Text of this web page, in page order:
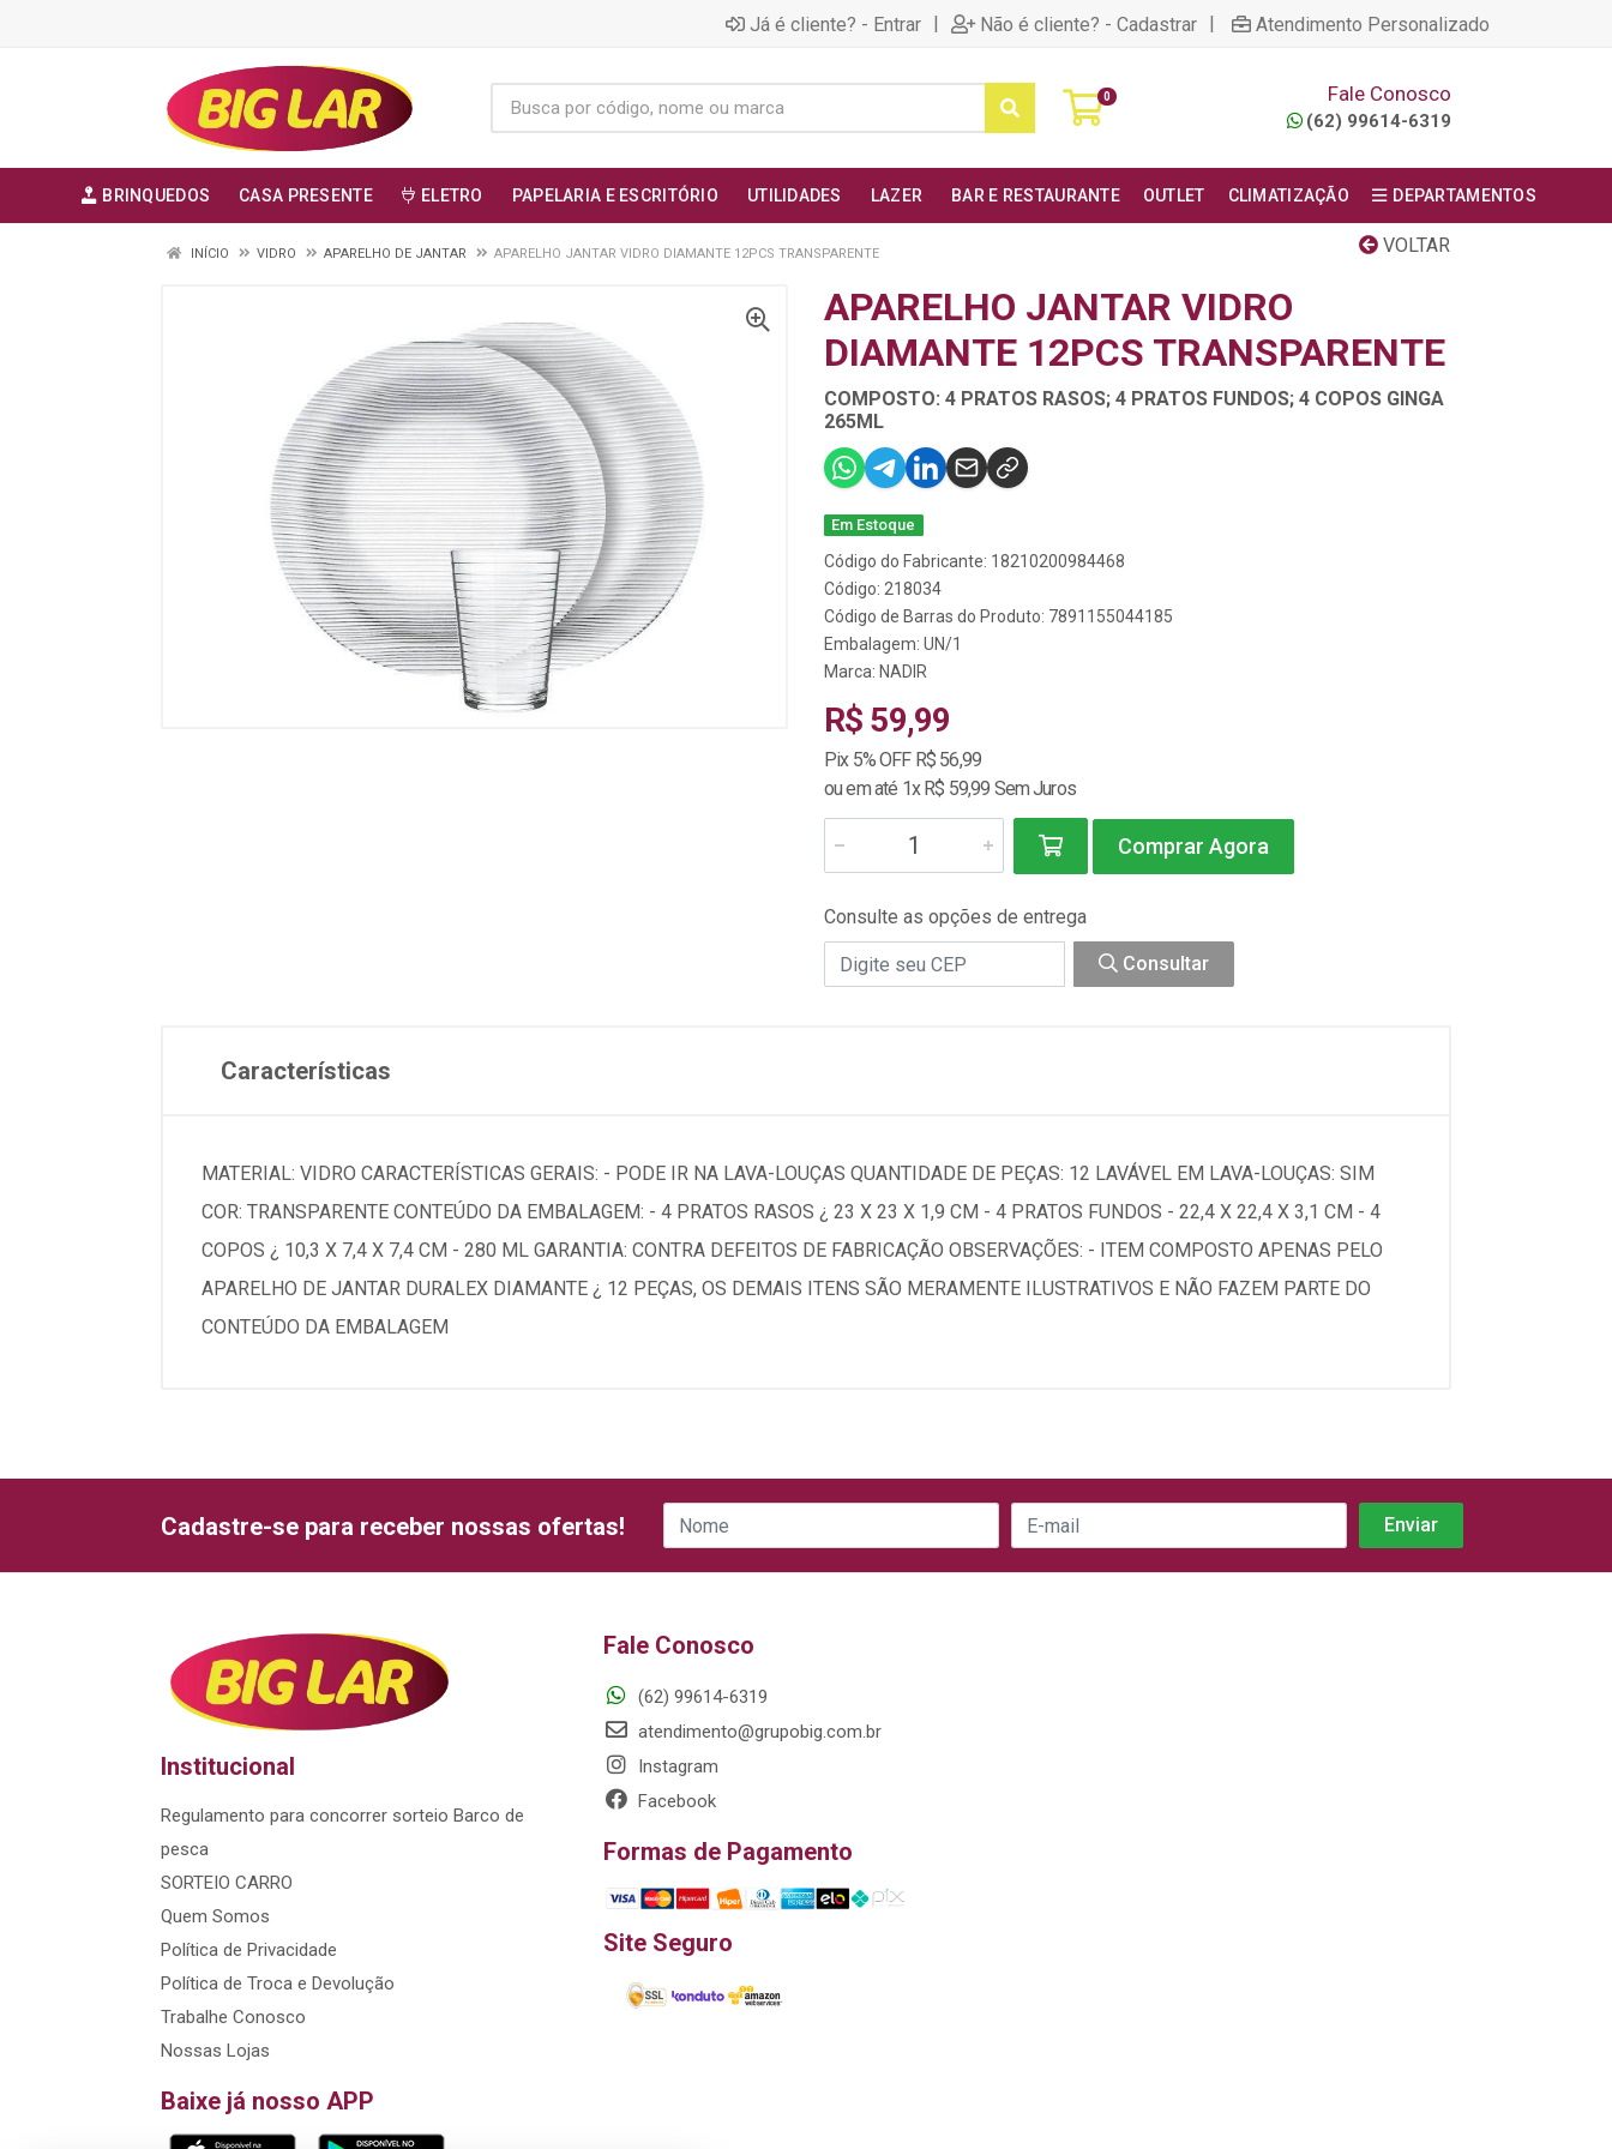
Já é cliente? - Entrar | Não é cliente? - Cadastrar | Atendimento Personalizado
0 Fale Conosco
(62) 99614-6319
BRINQUEDOS CASA PRESENTE ELETRO PAPELARIA E ESCRITÓRIO UTILIDADES LAZER BAR E RESTAURANTE OUTLET CLIMATIZAÇÃO DEPARTAMENTOS
VOLTAR
INÍCIO VIDRO APARELHO DE JANTAR APARELHO JANTAR VIDRO DIAMANTE 12PCS TRANSPARENTE
APARELHO JANTAR VIDRO
DIAMANTE 12PCS TRANSPARENTE
COMPOSTO: 4 PRATOS RASOS; 4 PRATOS FUNDOS; 4 COPOS GINGA
265ML
Em Estoque
Código do Fabricante: 18210200984468
Código: 218034
Código de Barras do Produto: 7891155044185
Embalagem: UN/1
Marca: NADIR
R$ 59,99
Pix 5% OFF R$ 56,99
ou em até 1x R$ 59,99 Sem Juros
Comprar Agora
Consulte as opções de entrega
Consultar
Características
MATERIAL: VIDRO CARACTERÍSTICAS GERAIS: - PODE IR NA LAVA-LOUÇAS QUANTIDADE DE PEÇAS: 12 LAVÁVEL EM LAVA-LOUÇAS: SIM
COR: TRANSPARENTE CONTEÚDO DA EMBALAGEM: - 4 PRATOS RASOS ¿ 23 X 23 X 1,9 CM - 4 PRATOS FUNDOS - 22,4 X 22,4 X 3,1 CM - 4
COPOS ¿ 10,3 X 7,4 X 7,4 CM - 280 ML GARANTIA: CONTRA DEFEITOS DE FABRICAÇÃO OBSERVAÇÕES: - ITEM COMPOSTO APENAS PELO
APARELHO DE JANTAR DURALEX DIAMANTE ¿ 12 PEÇAS, OS DEMAIS ITENS SÃO MERAMENTE ILUSTRATIVOS E NÃO FAZEM PARTE DO
CONTEÚDO DA EMBALAGEM
Cadastre-se para receber nossas ofertas!
Institucional
Regulamento para concorrer sorteio Barco de
pesca
SORTEIO CARRO
Quem Somos
Política de Privacidade
Política de Troca e Devolução
Trabalhe Conosco
Nossas Lojas
Baixe já nosso APP
Fale Conosco
(62) 99614-6319
atendimento@grupobig.com.br
Instagram
Facebook
Formas de Pagamento
Site Seguro